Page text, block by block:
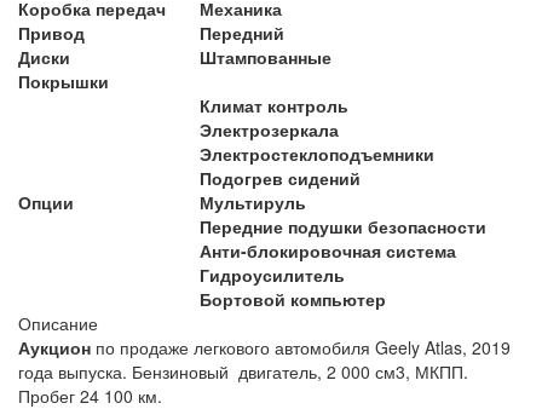
Коробка передач
Механика
Привод
Передний
Диски
Штампованные
Покрышки
Опции
Климат контроль
Электрозеркала
Электростеклоподъемники
Подогрев сидений
Мультируль
Передние подушки безопасности
Анти-блокировочная система
Гидроусилитель
Бортовой компьютер
Описание
Аукцион по продаже легкового автомобиля Geely Atlas, 2019
года выпуска. Бензиновый двигатель, 2 000 см3, МКПП.
Пробег 24 100 км.